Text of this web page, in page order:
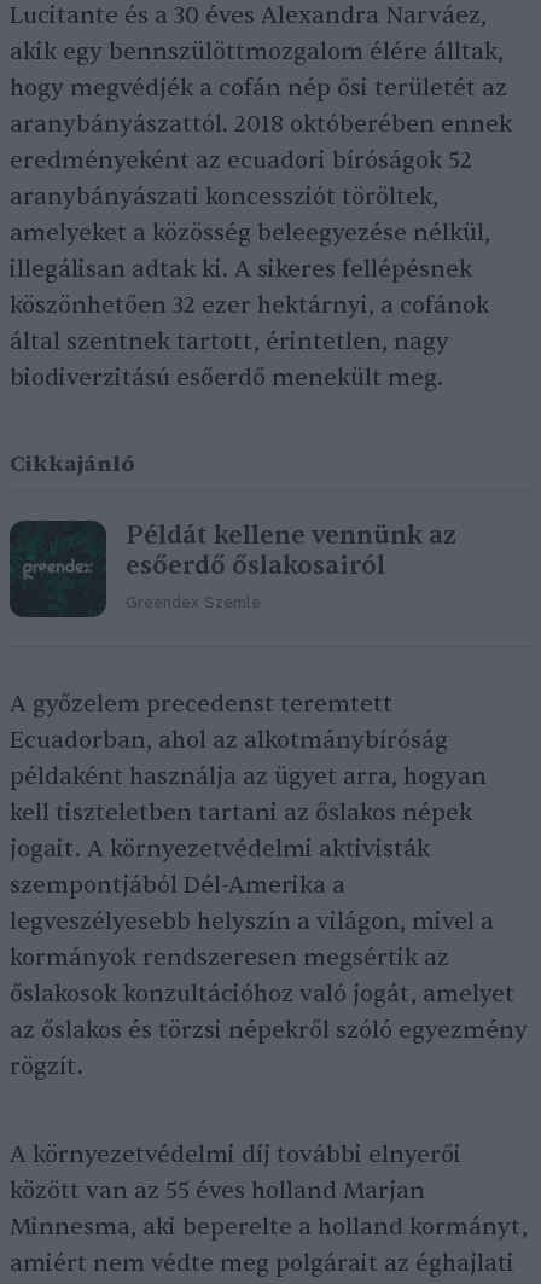
Lucitante és a 30 éves Alexandra Narváez,
akik egy bennszülöttmozgalom élére álltak,
hogy megvédjék a cofán nép ősi területét az
aranybányászattól. 2018 októberében ennek
eredményeként az ecuadori bíróságok 52
aranybányászati koncessziót töröltek,
amelyeket a közösség beleegyezése nélkül,
illegálisan adtak ki. A sikeres fellépésnek
köszönhetően 32 ezer hektárnyi, a cofánok
által szentnek tartott, érintetlen, nagy
biodiverzitású esőerdő menekült meg.
Cikkajánló
Példát kellene vennünk az
esőerdő őslakosairól
Greendex Szemle
A győzelem precedenst teremtett
Ecuadorban, ahol az alkotmánybíróság
példaként használja az ügyet arra, hogyan
kell tiszteletben tartani az őslakos népek
jogait. A környezetvédelmi aktivisták
szempontjából Dél-Amerika a
legveszélyesebb helyszín a világon, mivel a
kormányok rendszeresen megsértik az
őslakosok konzultációhoz való jogát, amelyet
az őslakos és törzsi népekről szóló egyezmény
rögzít.
A környezetvédelmi díj további elnyerői
között van az 55 éves holland Marjan
Minnesma, aki beperelte a holland kormányt,
amiért nem védte meg polgárait az éghajlati